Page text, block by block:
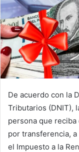
De acuerdo con la
Tributarios (DNIT),
persona que
por transferencia,
el Impuesto a la